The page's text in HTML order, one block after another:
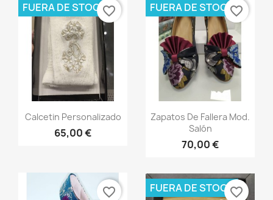
Vista rápida
Calcetin Personalizado
65,00 €
FUERA DE STOCKfavorite_border
Vista rápida
Zapatos De Fallera Mod.
Salón
70,00 €
FUERA DE STOCKfavorite_border
favorite_border FUERA DE STOCKfavorite_border